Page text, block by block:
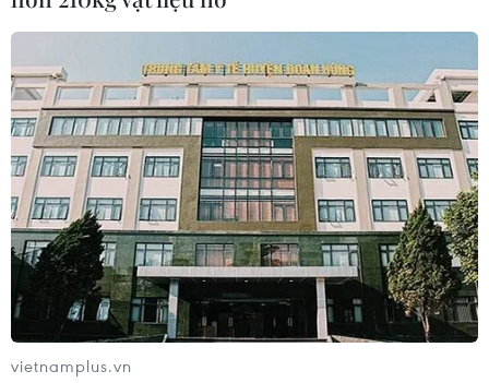
vietnamplus.vn